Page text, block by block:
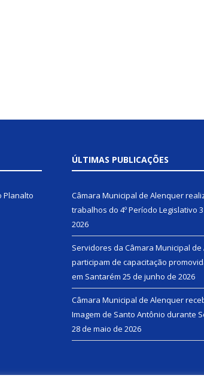
Planalto
ÚLTIMAS PUBLICAÇÕES
Câmara Municipal de Alenquer
trabalhos do 4º Período Legislativo
2026
Servidores da Câmara Municipal
participam de capacitação
em Santarém 25 de junho de 2026
Câmara Municipal de Alenquer
Imagem de Santo Antônio durante
28 de maio de 2026